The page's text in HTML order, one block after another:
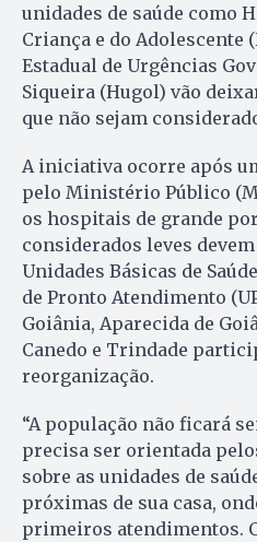
unidades de saúde como
Criança e do Adolescente
Estadual de Urgências
Siqueira (Hugol) vão
que não sejam
A iniciativa ocorre após
pelo Ministério Público
os hospitais de grande
considerados leves
Unidades Básicas de
de Pronto Atendimento
Goiânia, Aparecida de
Canedo e Trindade
reorganização.
“A população não ficará
precisa ser orientada
sobre as unidades de
próximas de sua casa,
primeiros atendimentos.